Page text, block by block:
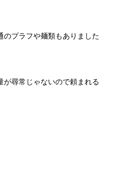
プラフや麺類もありました
が尋常じゃないので頼まれる